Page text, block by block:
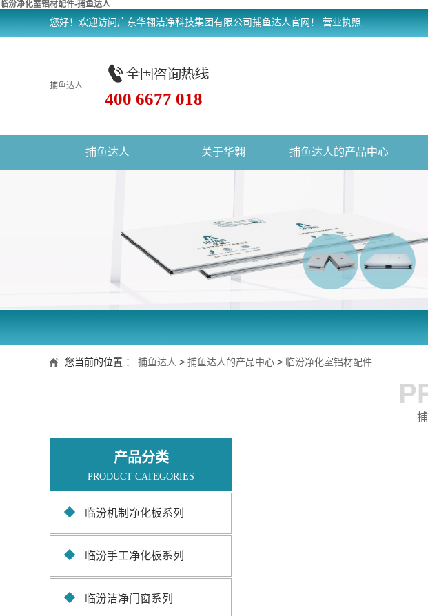
临汾净化室铝材配件-捕鱼达人
您好！欢迎访问广东华翱洁净科技集团有限公司捕鱼达人官网！ 营业执照
捕鱼达人
400 6677 018
捕鱼达人 关于华翱 捕鱼达人的产品中心
您当前的位置 ： 捕鱼达人 > 捕鱼达人的产品中心 > 临汾净化室铝材配件
产品分类
PRODUCT CATEGORIES
临汾机制净化板系列
临汾手工净化板系列
临汾洁净门窗系列